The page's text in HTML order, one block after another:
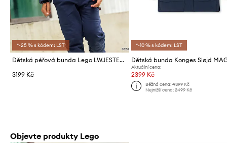
*-25 % s kódem: LST
Dětská péřová bunda Lego LWJESTED 600
3199 Kč
*-10 % s kódem: LST
Aktuální cena:
2399 Kč
Běžná cena: 4399 Kč
Nejnižší cena: 2499 Kč
Objevte produkty Lego